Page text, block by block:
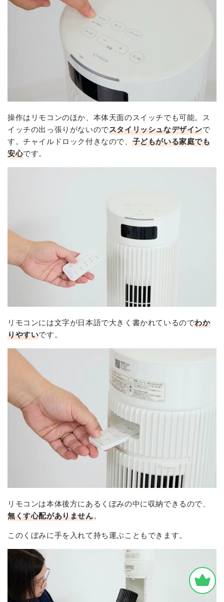
操作はリモコンのほか、本体天面のスイッチでも可能。ス
イッチの出っ張りがないのでスタイリッシュなデザインで
す。チャイルドロック付きなので、 子どもがいる家庭でも
安心です。
リモコンには文字が日本語で大きく書かれているのでわか
りやすいです。
リモコンは本体後方にあるくぼみの中に収納できるので、
無くす心配がありません。
このくぼみに手を入れて持ち運ぶこともできます。